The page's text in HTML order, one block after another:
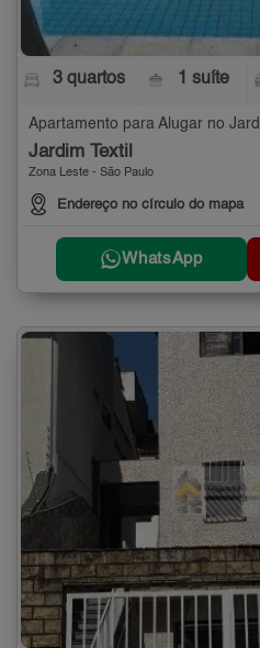
3 quartos 1 suíte
Apartamento para Alugar no
Jardim Textil
Zona Leste - São Paulo
Endereço no círculo do mapa
WhatsApp